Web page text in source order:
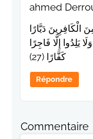
ahmed
دَيَّارًا
يَلِدُوا إِلَّا فَاجِرًا
كَفَّارًا (27)
Répondre
Commentaire